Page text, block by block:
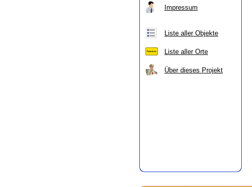
Impressum
Liste aller Objekte
Liste aller Orte
Über dieses Projekt